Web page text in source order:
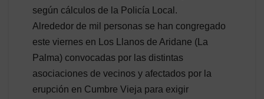
según cálculos de la Policía Local.
Alrededor de mil personas se han congregado
este viernes en Los Llanos de Aridane (La
Palma) convocadas por las distintas
asociaciones de vecinos y afectados por la
erupción en Cumbre Vieja para exigir